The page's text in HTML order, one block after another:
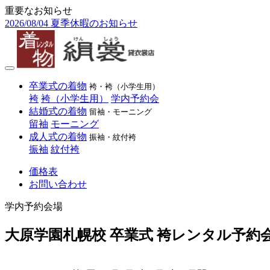
重要なお知らせ
2026/08/04 夏季休暇のお知らせ
卒業式の着物 袴・袴（小学生用）
袴 袴（小学生用）
学内予約会
結婚式の着物 留袖・モーニング
留袖 モーニング
成人式の着物 振袖・紋付袴
振袖 紋付袴
価格表
お問い合わせ
学内予約会場
大原学園札幌校 卒業式 袴レンタル予約